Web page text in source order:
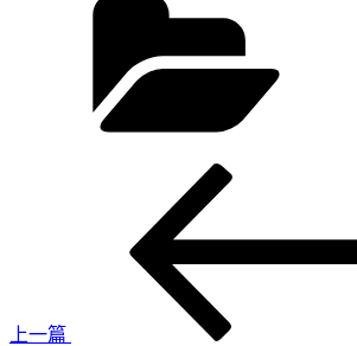
上一篇